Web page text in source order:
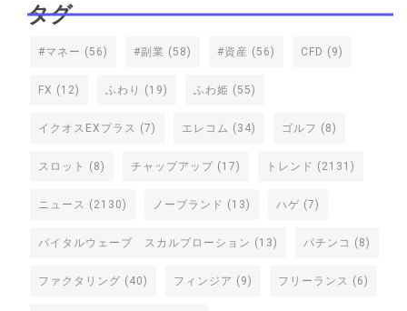
タグ
#マネー (56) #副業 (58) #資産 (56) CFD (9)
FX (12) ふわり (19) ふわ姫 (55)
イクオスEXプラス (7) エレコム (34) ゴルフ (8)
スロット (8) チャップアップ (17) トレンド (2131)
ニュース (2130) ノーブランド (13) ハゲ (7)
バイタルウェーブ スカルプローション (13) パチンコ (8)
ファクタリング (40) フィンジア (9) フリーランス (6)